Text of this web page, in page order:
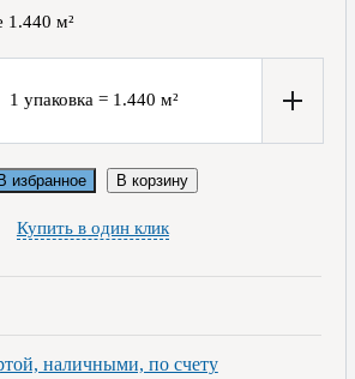
1.440 м²
1 упаковка = 1.440 м²
В избранное В корзину
Купить в один клик
наличными, по счету